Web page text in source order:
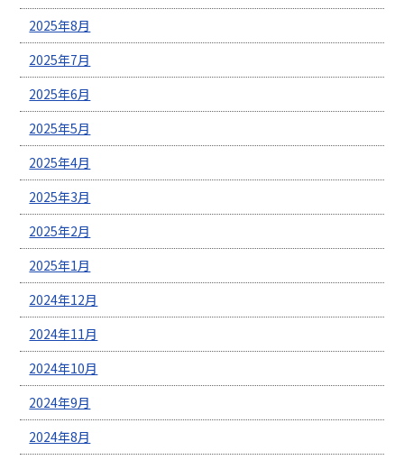
2025年8月
2025年7月
2025年6月
2025年5月
2025年4月
2025年3月
2025年2月
2025年1月
2024年12月
2024年11月
2024年10月
2024年9月
2024年8月